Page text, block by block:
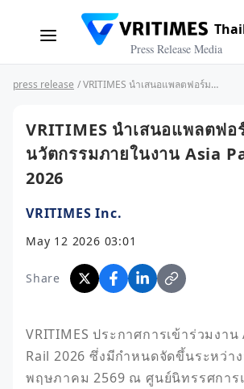
Press Release Media
press release / VRITIMES นำเสนอแพลตฟอร์มสื่อเชิงนวัตกรรมภายในงาน Asia Pacific Rail 2026
VRITIMES นำเสนอแพลตฟอ
นวัตกรรมภายในงาน Asia
2026
VRITIMES Inc.
May 12 2026 03:01
Share
VRITIMES ประกาศการเข้าร่วมงาน
Rail 2026 ซึ่งมีกำหนดจัดขึ้นระหว่า
พฤษภาคม 2569 ณ ศูนย์นิทรรศการ